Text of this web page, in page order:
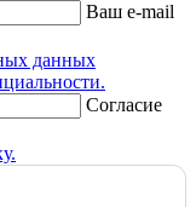
Ваш e-mail
данных
Согласие